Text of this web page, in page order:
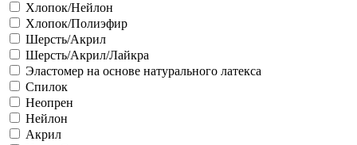
Хлопок/Нейлон
Хлопок/Полиэфир
Шерсть/Акрил
Шерсть/Акрил/Лайкра
Эластомер на основе натурального латекса
Спилок
Неопрен
Нейлон
Акрил